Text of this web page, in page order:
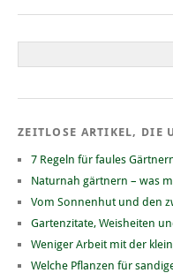
ZEITLOSE ARTIKEL, DIE
7 Regeln für faules
Naturnah gärtnern – was
Vom Sonnenhut und den
Gartenzitate, Weisheiten
Weniger Arbeit mit der
Welche Pflanzen für